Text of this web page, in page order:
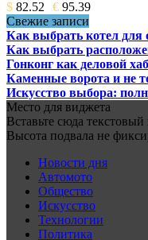
$ 82.52 € 95.39
Свежие записи
Как выбрать котел для
Как выбрать
Гонконг как деловой
Каменные ворота и не
Искусство выбора:
Место для виджета
Вставьте сюда
Высота подвала не
Новости дня
Автомото
Общество
Искусство
Технологии
Политика